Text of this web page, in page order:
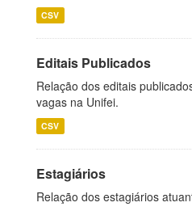
CSV
Editais Publicados
Relação dos editais
vagas na Unifei.
CSV
Estagiários
Relação dos estagiários